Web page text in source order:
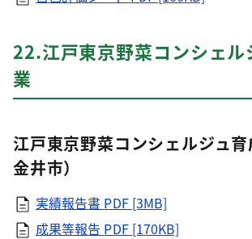
22.江戸東京野菜コンシェル
業
江戸東京野菜コンシェルジュ
金井市）
実績報告書 PDF [3MB]
成果等報告 PDF [170KB]